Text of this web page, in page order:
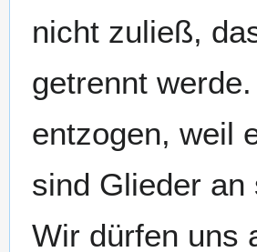
nicht zuließ,
getrennt
entzogen, weil
sind Glieder an
Wir dürfen uns